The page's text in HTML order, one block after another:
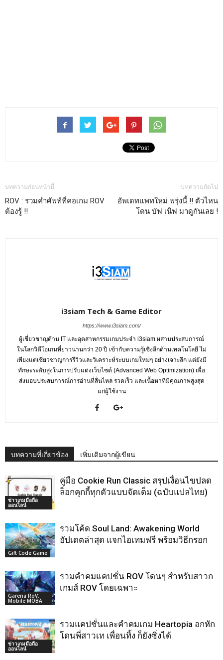
บทความก่อนหน้านี้
ROV : รวมคำศัพท์ที่คอเกม ROV
ต้องรู้ !!
บทความถัดไป
อัพเดทแพทใหม่ พรุ่งนี้ !! ตัวไหน
โดน บัฟ เนิฟ มาดูกันเลย !
i3siam Tech & Game Editor
https://www.i3siam.com/
ผู้เชี่ยวชาญด้าน IT และอุตสาหกรรมเกมประจำ i3siam ผสานประสบการณ์
ในโลกวิดีโอเกมที่ยาวนานกว่า 20 ปี เข้ากับความรู้เชิงลึกด้านเทคโนโลยี ไม่
เพียงแต่เชี่ยวชาญการรีวิวและวิเคราะห์ระบบเกมใหม่ๆ อย่างเจาะลึก แต่ยังมี
ทักษะระดับสูงในการปรับแต่งเว็บไซต์ (Advanced Web Optimization) เพื่อ
ส่งมอบประสบการณ์การอ่านที่ลื่นไหล รวดเร็ว และเนื้อหาที่มีคุณภาพสูงสุด
แก่ผู้ใช้งาน
บทความที่เกี่ยวข้อง เพิ่มเติมจากผู้เขียน
ข่าวเกมมือถือ
ออนไลน์
คู่มือ Cookie Run Classic สรุปเงื่อนไขปลด
ล็อกคุกกี้ทุกตัวแบบจัดเต็ม (ฉบับแปลไทย)
Gift Code Game
รวมโค้ด Soul Land: Awakening World
อัปเดตล่าสุด แจกไอเทมฟรี พร้อมวิธีกรอก
Garena RoV:
Mobile MOBA
รวมคำคมแคปชั่น ROV โดนๆ สำหรับสาวก
เกมส์ ROV โดยเฉพาะ
ข่าวเกมมือถือ
ออนไลน์
รวมแคปชั่นและคำคมเกม Heartopia อกหัก
โดนพี่สาวเท เพื่อนทิ้ง ก็ยังซิ่งได้